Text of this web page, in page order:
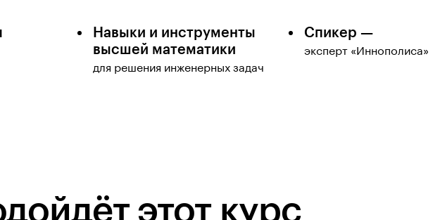
Навыки и инструменты
высшей математики
для решения инженерных задач
Спикер —
эксперт «Иннополиса»
этот курс